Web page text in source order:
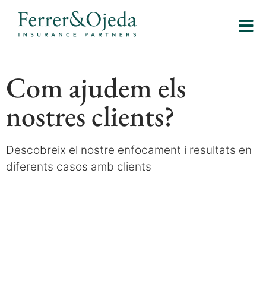
Com ajudem els
nostres clients?
Descobreix el nostre enfocament i resultats en
diferents casos amb clients